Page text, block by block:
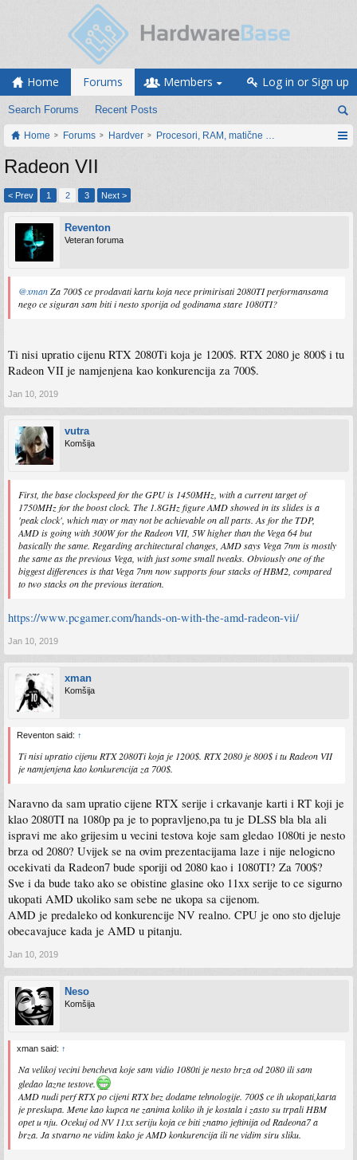
Home Forums
Search Forums Recent Posts
Members Log in or Sign up
Home Forums Hardver Procesori, RAM, matične ploče i grafičke
Radeon VII
< Prev 1 2 3 Next >
Reventon
Veteran foruma
@xmanZa 700$ ce prodavati kartu koja nece primirisati 2080TI performansama
nego ce siguran sam biti i nesto sporija od godinama stare 1080TI?
Ti nisi upratio cijenu RTX 2080Ti koja je 1200$. RTX 2080 je 800$ i tu
Radeon VII je namjenjena kao konkurencija za 700$.
Jan 10, 2019
vutra
Komšija
First, the base clockspeed for the GPU is 1450MHz, with a current target of
1750MHz for the boost clock. The 1.8GHz figure AMD showed in its slides is a
'peak clock', which may or may not be achievable on all parts. As for the TDP,
AMD is going with 300W for the Radeon VII, 5W higher than the Vega 64 but
basically the same. Regarding architectural changes, AMD says Vega 7nm is mostly
the same as the previous Vega, with just some small tweaks. Obviously one of the
biggest differences is that Vega 7nm now supports four stacks of HBM2, compared
to two stacks on the previous iteration.
https://www.pcgamer.com/hands-on-with-the-amd-radeon-vii/
Jan 10, 2019
xman
Komšija
Reventon said: ↑
Ti nisi upratio cijenu RTX 2080Ti koja je 1200$. RTX 2080 je 800$ i tu Radeon VII
je namjenjena kao konkurencija za 700$.
Naravno da sam upratio cijene RTX serije i crkavanje karti i RT koji je
klao 2080TI na 1080p pa je to popravljeno,pa tu je DLSS bla bla ali
ispravi me ako grijesim u vecini testova koje sam gledao 1080ti je nesto
brza od 2080? Uvijek se na ovim prezentacijama laze i nije nelogicno
ocekivati da Radeon7 bude sporiji od 2080 kao i 1080TI? Za 700$?
Sve i da bude tako ako se obistine glasine oko 11xx serije to ce sigurno
ukopati AMD ukoliko sam sebe ne ukopa sa cijenom.
AMD je predaleko od konkurencije NV realno. CPU je ono sto djeluje
obecavajuce kada je AMD u pitanju.
Jan 10, 2019
Neso
Komšija
xman said: ↑
Na velikoj vecini bencheva koje sam vidio 1080ti je nesto brza od 2080 ili sam
gledao lazne testove.
AMD nudi perf RTX po cijeni RTX bez dodatne tehnologije. 700$ ce ih ukopati,karta
je preskupa. Mene kao kupca ne zanima koliko ih je kostala i zasto su trpali HBM
opet u nju. Ocekuj od NV 11xx seriju koja ce biti znatno jeftinija od Radeona7 a
brza. Ja stvarno ne vidim kako je AMD konkurencija ili ne vidim siru sliku.